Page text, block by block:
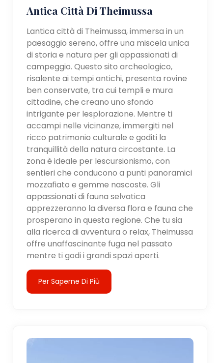
Antica Città Di Theimussa
Lantica città di Theimussa, immersa in un
paesaggio sereno, offre una miscela unica
di storia e natura per gli appassionati di
campeggio. Questo sito archeologico,
risalente ai tempi antichi, presenta rovine
ben conservate, tra cui templi e mura
cittadine, che creano uno sfondo
intrigante per lesplorazione. Mentre ti
accampi nelle vicinanze, immergiti nel
ricco patrimonio culturale e goditi la
tranquillità della natura circostante. La
zona è ideale per lescursionismo, con
sentieri che conducono a punti panoramici
mozzafiato e gemme nascoste. Gli
appassionati di fauna selvatica
apprezzeranno la diversa flora e fauna che
prosperano in questa regione. Che tu sia
alla ricerca di avventura o relax, Theimussa
offre unaffascinante fuga nel passato
mentre ti godi i grandi spazi aperti.
Per Saperne Di Più